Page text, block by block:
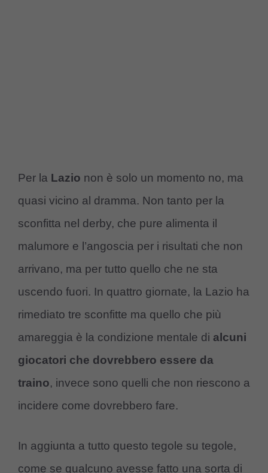
Per la Lazio non è solo un momento no, ma
quasi vicino al dramma. Non tanto per la
sconfitta nel derby, che pure alimenta il
malumore e l’angoscia per i risultati che non
arrivano, ma per tutto quello che ne sta
uscendo fuori. In quattro giornate, la Lazio ha
rimediato tre sconfitte ma quello che più
amareggia è la condizione mentale di alcuni
giocatori che dovrebbero essere da
traino, invece sono quelli che non riescono a
incidere come dovrebbero fare.
In aggiunta a tutto questo tegole su tegole,
come se qualcuno avesse fatto una sorta di